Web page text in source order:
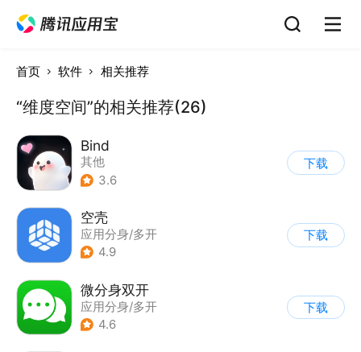
首页 软件 相关推荐
“维度空间”的相关推荐(26)
Bind
其他
3.6
下载
空壳
应用分身/多开
4.9
下载
微分身双开
应用分身/多开
4.6
下载